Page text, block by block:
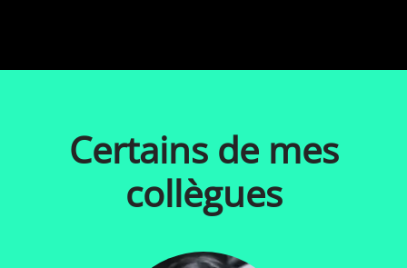
Certains de mes
collègues